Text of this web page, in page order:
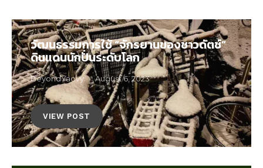
วัฒนธรรมการใช้ “จักรยานของชาวดัตช์”
ดินแดนนักปั่นระดับโลก
BeyondYaovy August 6, 2023
VIEW POST